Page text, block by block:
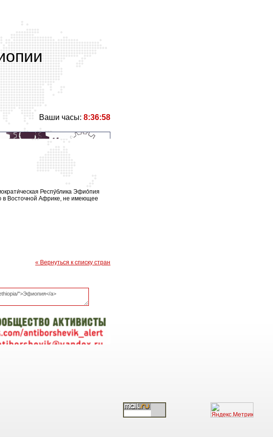
Ваши часы:8:36:58
Респу́блика Эфио́пия
в Восточной Африке, не имеющее
« Вернуться к списку стран